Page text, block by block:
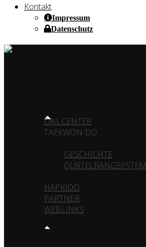
Kontakt
Impressum
Datenschutz
DAS CENTER
TAEKWON-DO
GESCHICHTE
GÜRTELRANGSYSTEM
HAPKIDO
PARTNER
WEBLINKS
NEWS